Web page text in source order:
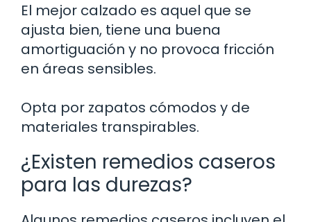
El mejor calzado es aquel que se
ajusta bien, tiene una buena
amortiguación y no provoca fricción
en áreas sensibles.
Opta por zapatos cómodos y de
materiales transpirables.
¿Existen remedios caseros
para las durezas?